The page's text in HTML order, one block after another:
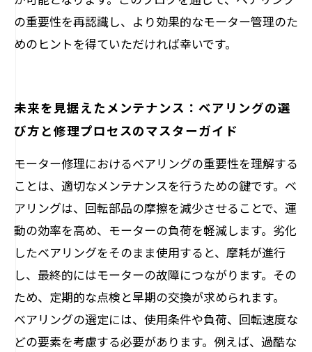
の重要性を再認識し、より効果的なモーター管理のた
めのヒントを得ていただければ幸いです。
未来を見据えたメンテナンス：ベアリングの選
び方と修理プロセスのマスターガイド
モーター修理におけるベアリングの重要性を理解する
ことは、適切なメンテナンスを行うための鍵です。ベ
アリングは、回転部品の摩擦を減少させることで、運
動の効率を高め、モーターの負荷を軽減します。劣化
したベアリングをそのまま使用すると、摩耗が進行
し、最終的にはモーターの故障につながります。その
ため、定期的な点検と早期の交換が求められます。
ベアリングの選定には、使用条件や負荷、回転速度な
どの要素を考慮する必要があります。例えば、過酷な